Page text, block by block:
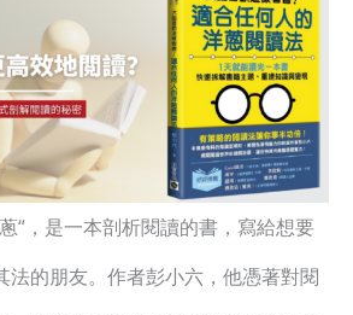
“，是一本剖析閱讀的書，寫給想要
法的朋友。作者彭小六，他憑著對閱